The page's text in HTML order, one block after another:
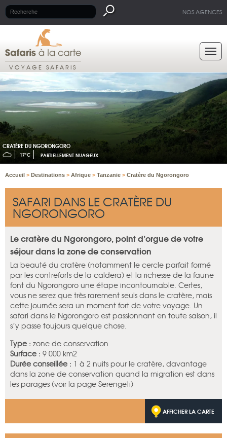
NOS AGENCES
VOYAGE SAFARIS
CRATÈRE DU NGORONGORO
17°C PARTIELLEMENT NUAGEUX
Accueil > Destinations > Afrique > Tanzanie > Cratère du Ngorongoro
SAFARI DANS LE CRATÈRE DU
NGORONGORO
Le cratère du Ngorongoro, point d’orgue de votre
séjour dans la zone de conservation
La beauté du cratère (notamment le cercle parfait formé
par les contreforts de la caldera) et la richesse de la faune
font du Ngorongoro une étape incontournable. Certes,
vous ne serez que très rarement seuls dans le cratère, mais
cette journée sera un moment fort de votre voyage. Un
safari dans le Ngorongoro est passionnant en toute saison, il
s’y passe toujours quelque chose.
Type : zone de conservation
Surface : 9 000 km2
Durée conseillée : 1 à 2 nuits pour le cratère, davantage
dans la zone de conservation quand la migration est dans
les parages (voir la page Serengeti)
AFFICHER LA CARTE